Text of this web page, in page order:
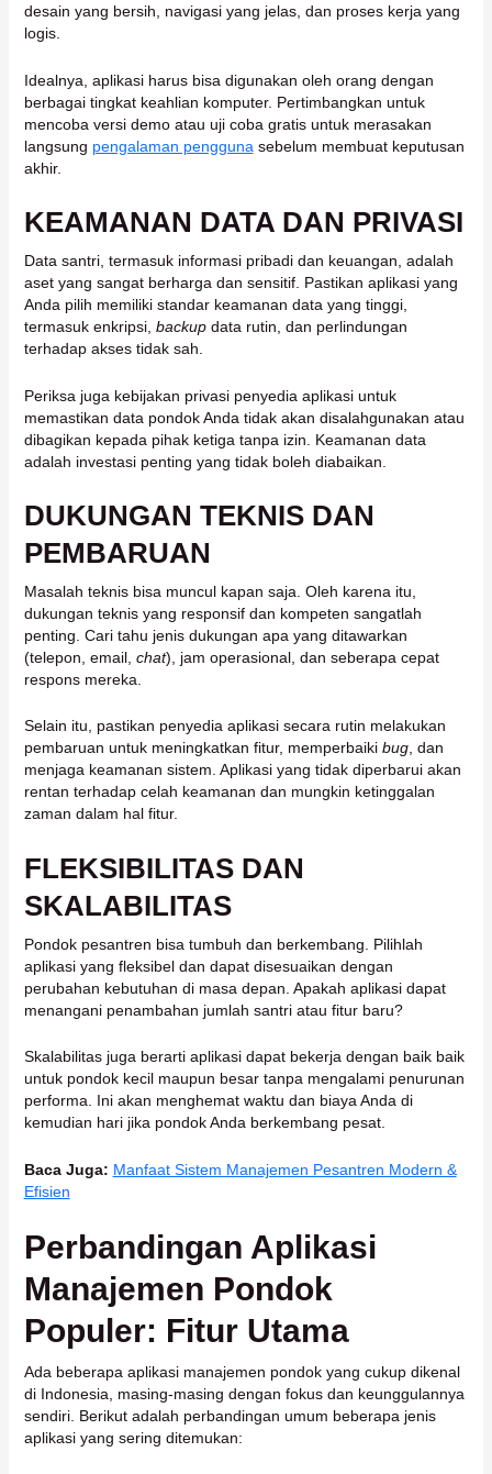
desain yang bersih, navigasi yang jelas, dan proses kerja yang
logis.
Idealnya, aplikasi harus bisa digunakan oleh orang dengan
berbagai tingkat keahlian komputer. Pertimbangkan untuk
mencoba versi demo atau uji coba gratis untuk merasakan
langsung pengalaman pengguna sebelum membuat keputusan
akhir.
KEAMANAN DATA DAN PRIVASI
Data santri, termasuk informasi pribadi dan keuangan, adalah
aset yang sangat berharga dan sensitif. Pastikan aplikasi yang
Anda pilih memiliki standar keamanan data yang tinggi,
termasuk enkripsi, backupdata rutin, dan perlindungan
terhadap akses tidak sah.
Periksa juga kebijakan privasi penyedia aplikasi untuk
memastikan data pondok Anda tidak akan disalahgunakan atau
dibagikan kepada pihak ketiga tanpa izin. Keamanan data
adalah investasi penting yang tidak boleh diabaikan.
DUKUNGAN TEKNIS DAN
PEMBARUAN
Masalah teknis bisa muncul kapan saja. Oleh karena itu,
dukungan teknis yang responsif dan kompeten sangatlah
penting. Cari tahu jenis dukungan apa yang ditawarkan
(telepon, email, chat), jam operasional, dan seberapa cepat
respons mereka.
Selain itu, pastikan penyedia aplikasi secara rutin melakukan
pembaruan untuk meningkatkan fitur, memperbaiki bug, dan
menjaga keamanan sistem. Aplikasi yang tidak diperbarui akan
rentan terhadap celah keamanan dan mungkin ketinggalan
zaman dalam hal fitur.
FLEKSIBILITAS DAN
SKALABILITAS
Pondok pesantren bisa tumbuh dan berkembang. Pilihlah
aplikasi yang fleksibel dan dapat disesuaikan dengan
perubahan kebutuhan di masa depan. Apakah aplikasi dapat
menangani penambahan jumlah santri atau fitur baru?
Skalabilitas juga berarti aplikasi dapat bekerja dengan baik baik
untuk pondok kecil maupun besar tanpa mengalami penurunan
performa. Ini akan menghemat waktu dan biaya Anda di
kemudian hari jika pondok Anda berkembang pesat.
Baca Juga: Manfaat Sistem Manajemen Pesantren Modern &
Efisien
Perbandingan Aplikasi
Manajemen Pondok
Populer: Fitur Utama
Ada beberapa aplikasi manajemen pondok yang cukup dikenal
di Indonesia, masing-masing dengan fokus dan keunggulannya
sendiri. Berikut adalah perbandingan umum beberapa jenis
aplikasi yang sering ditemukan: